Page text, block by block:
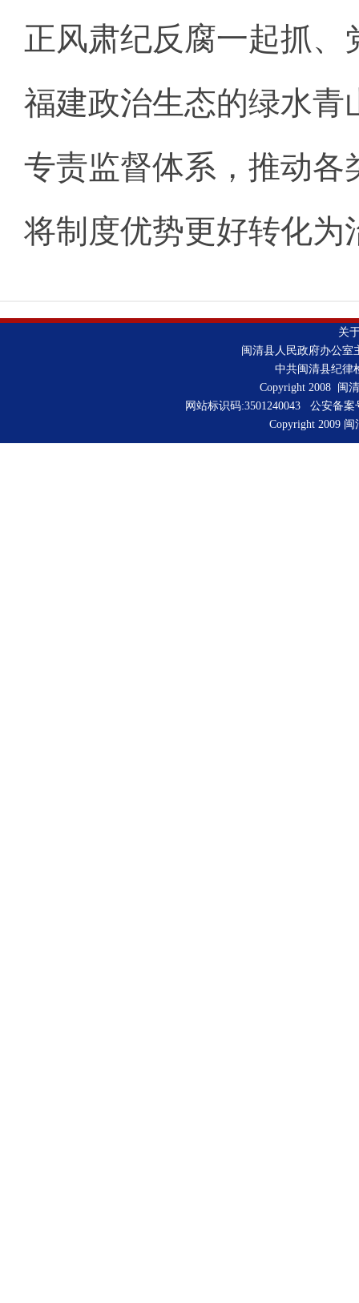
正风肃纪反腐一起抓
福建政治生态的绿水青
专责监督体系，推动各
将制度优势更好转化为
关
闽清县人民政府办公
中共闽清县纪
Copyright 2008 闽
网站标识码:3501240043 公安备案
Copyright 2009